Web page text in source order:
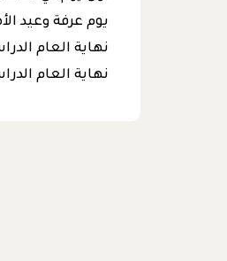
يوم عرفة وعيد
نهاية العام
نهاية العام